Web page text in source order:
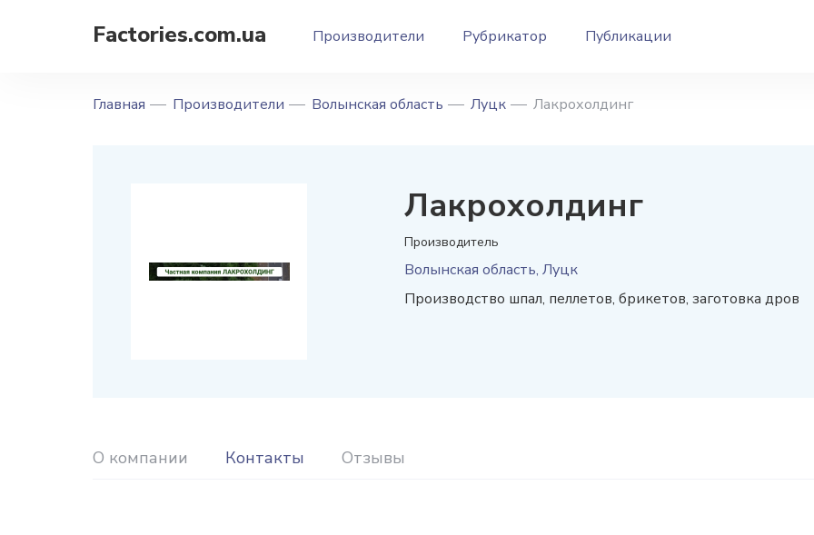
Factories.com.ua Производители Рубрикатор Публикации
Главная Производители Волынская область Луцк Лакрохолдинг
Лакрохолдинг
Производитель
Волынская область, Луцк
Производство шпал, пеллетов, брикетов, заготовка дров
О компании Контакты Отзывы